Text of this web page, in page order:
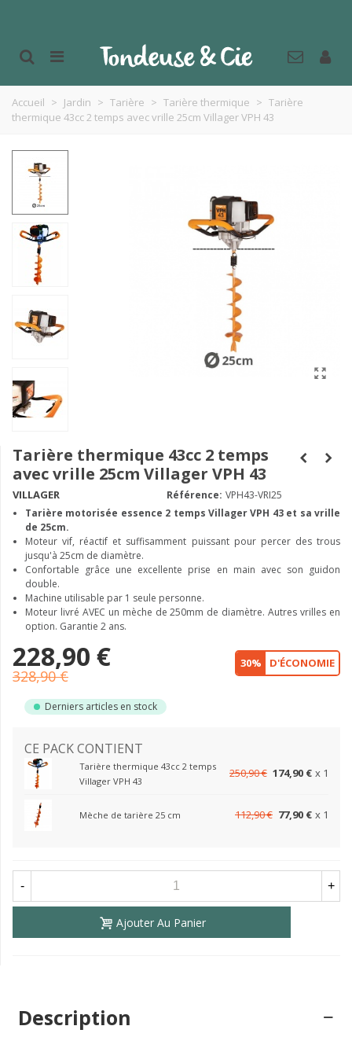
Accueil > Jardin > Tarière > Tarière thermique > Tarière
thermique 43cc 2 temps avec vrille 25cm Villager VPH 43
Tarière thermique 43cc 2 temps
avec vrille 25cm Villager VPH 43
VILLAGER Référence: VPH43-VRI25
Tarière motorisée essence 2 temps Villager VPH 43 et sa vrille
de 25cm.
Moteur vif, réactif et suffisamment puissant pour percer des trous
jusqu'à 25cm de diamètre.
Confortable grâce une excellente prise en main avec son guidon
double.
Machine utilisable par 1 seule personne.
Moteur livré AVEC un mèche de 250mm de diamètre. Autres vrilles en
option. Garantie 2 ans.
228,90 €
328,90 €
30% D'ÉCONOMIE
Derniers articles en stock
CE PACK CONTIENT
Tarière thermique 43cc 2 temps
Villager VPH 43
250,90 € 174,90 € x 1
Mèche de tarière 25 cm 112,90 € 77,90 € x 1
- +
Ajouter Au Panier
Description